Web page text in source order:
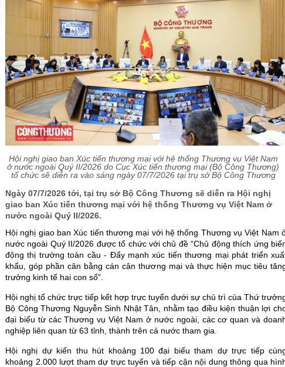
Hội nghị giao ban Xúc tiến thương mại với hệ thống Thương vụ Việt Nam
ở nước ngoài Quý II/2026 do Cục Xúc tiến thương mại (Bộ Công Thương)
tổ chức sẽ diễn ra vào sáng ngày 07/7/2026 tại trụ sở Bộ Công Thương
Ngày 07/7/2026 tới, tại trụ sở Bộ Công Thương sẽ diễn ra Hội nghị
giao ban Xúc tiến thương mại với hệ thống Thương vụ Việt Nam ở
nước ngoài Quý II/2026.
Hội nghị giao ban Xúc tiến thương mại với hệ thống Thương vụ Việt Nam
nước ngoài Quý II/2026 được tổ chức với chủ đề “Chủ động thích ứng
động thị trường toàn cầu - Đẩy mạnh xúc tiến thương mại phát triển
khẩu, góp phần cân bằng cán cân thương mại và thực hiện mục tiêu
trưởng kinh tế hai con số”.
Hội nghị tổ chức trực tiếp kết hợp trực tuyến dưới sự chủ trì của Thứ
Bộ Công Thương Nguyễn Sinh Nhật Tân, nhằm tạo điều kiện thuận lợi
đại biểu từ các Thương vụ Việt Nam ở nước ngoài, các cơ quan và
nghiệp liên quan từ 63 tỉnh, thành trên cả nước tham gia.
Hội nghị dự kiến thu hút khoảng 100 đại biểu tham dự trực tiếp
khoảng 2.000 lượt tham dự trực tuyến và tiếp cận nội dung thông qua